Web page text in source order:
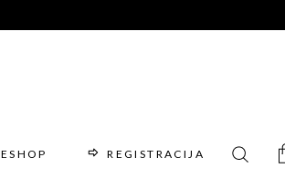
ESHOP REGISTRACIJA